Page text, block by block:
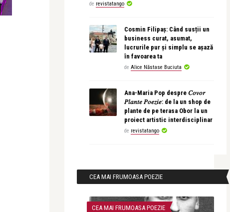
de revistatango
Cosmin Filipaș: Când susții un
business curat, asumat,
lucrurile pur și simplu se așază
în favoarea ta
de Alice Năstase Buciuta
Ana-Maria Pop despre 𝐶𝑜𝑣𝑜𝑟
𝑃𝑙𝑎𝑛𝑡𝑒 𝑃𝑜𝑒𝑧𝑖𝑒: de la un shop de
plante de pe terasa Obor la un
proiect artistic interdisciplinar
de revistatango
CEA MAI FRUMOASA POEZIE
CEA MAI FRUMOASA POEZIE